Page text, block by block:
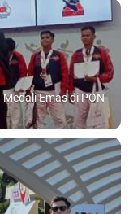
Emas di PON